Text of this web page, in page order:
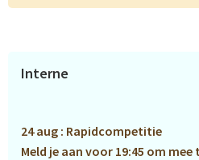
Primaire
Interne
24 aug : Rapidcompetitie
Meld je aan voor 19:45 om mee